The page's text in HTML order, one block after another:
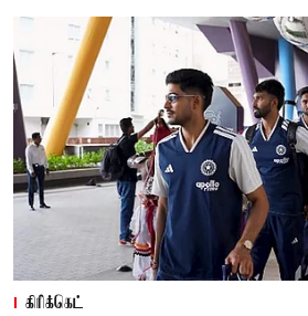
கிரிக்கெட்